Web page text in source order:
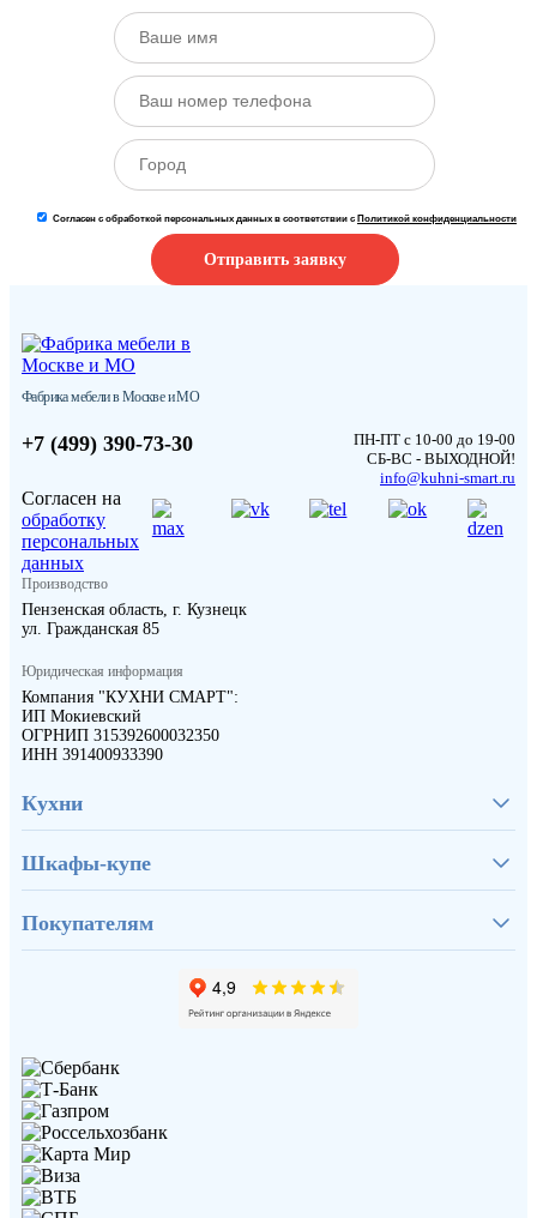
Согласен с обработкой персональных данных в соответствии с Политикой конфиденциальности
Отправить заявку
Фабрика мебели в Москве и МО
+7 (499) 390-73-30
ПН-ПТ с 10-00 до 19-00
СБ-ВС - ВЫХОДНОЙ!
info@kuhni-smart.ru
Согласен на
обработку
персональных
данных
Производство
Пензенская область, г. Кузнецк
ул. Гражданская 85
Юридическая информация
Компания "КУХНИ СМАРТ":
ИП Мокиевский
ОГРНИП 315392600032350
ИНН 391400933390
Кухни
Шкафы-купе
Покупателям